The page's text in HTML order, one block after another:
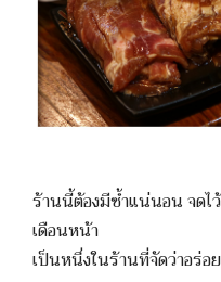
ร้านนี้ต้องมีซ้ำแน่นอน จดไ
เดือนหน้า
เป็นหนึ่งในร้านที่จัดว่าอร่อ